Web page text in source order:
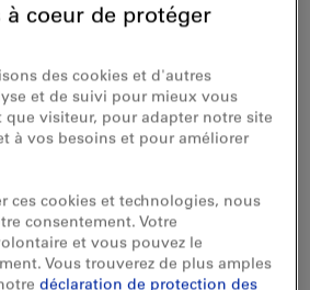
remboursement
en ligne/avec
permet de faire une
pour des
à coeur de protéger
des cookies et d'autres
et de suivi pour mieux vous
visiteur, pour adapter notre site
à vos besoins et pour améliorer
ces cookies et technologies, nous
consentement. Votre
et vous pouvez le
Vous trouverez de plus amples
déclaration de protection des